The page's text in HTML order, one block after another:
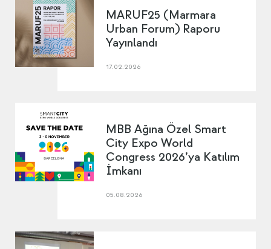
MARUF25 (Marmara
Urban Forum) Raporu
Yayınlandı
17.02.2026
MBB Ağına Özel Smart
City Expo World
Congress 2026’ya Katılım
İmkanı
05.08.2026